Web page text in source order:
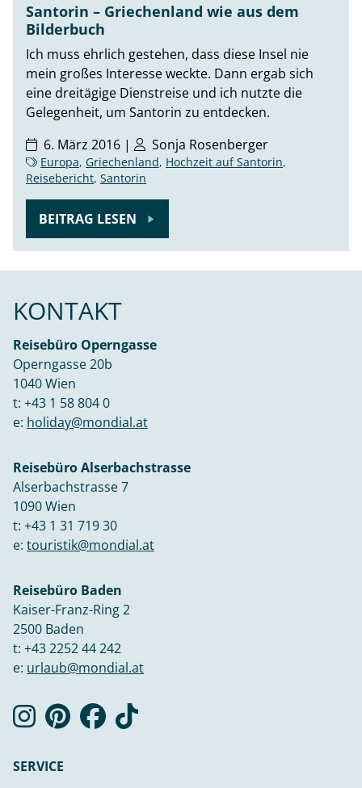
Santorin – Griechenland wie aus dem
Bilderbuch
Ich muss ehrlich gestehen, dass diese Insel nie
mein großes Interesse weckte. Dann ergab sich
eine dreitägige Dienstreise und ich nutzte die
Gelegenheit, um Santorin zu entdecken.
6. März 2016 |
Sonja Rosenberger
Europa, Griechenland, Hochzeit auf Santorin,
Reisebericht, Santorin
BEITRAG LESEN
KONTAKT
Reisebüro Operngasse
Operngasse 20b
1040 Wien
t: +43 1 58 804 0
e: holiday@mondial.at
Reisebüro Alserbachstrasse
Alserbachstrasse 7
1090 Wien
t: +43 1 31 719 30
e: touristik@mondial.at
Reisebüro Baden
Kaiser-Franz-Ring 2
2500 Baden
t: +43 2252 44 242
e: urlaub@mondial.at
SERVICE